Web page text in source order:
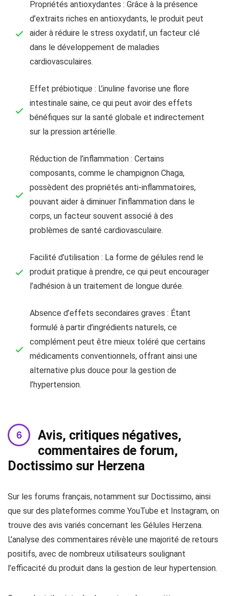
Propriétés antioxydantes : Grâce à la présence
d’extraits riches en antioxydants, le produit peut
aider à réduire le stress oxydatif, un facteur clé
dans le développement de maladies
cardiovasculaires.
Effet prébiotique : L’inuline favorise une flore
intestinale saine, ce qui peut avoir des effets
bénéfiques sur la santé globale et indirectement
sur la pression artérielle.
Réduction de l’inflammation : Certains
composants, comme le champignon Chaga,
possèdent des propriétés anti-inflammatoires,
pouvant aider à diminuer l’inflammation dans le
corps, un facteur souvent associé à des
problèmes de santé cardiovasculaire.
Facilité d’utilisation : La forme de gélules rend le
produit pratique à prendre, ce qui peut encourager
l’adhésion à un traitement de longue durée.
Absence d’effets secondaires graves : Étant
formulé à partir d’ingrédients naturels, ce
complément peut être mieux toléré que certains
médicaments conventionnels, offrant ainsi une
alternative plus douce pour la gestion de
l’hypertension.
Avis, critiques négatives,
commentaires de forum,
Doctissimo sur Herzena
Sur les forums français, notamment sur Doctissimo, ainsi
que sur des plateformes comme YouTube et Instagram, on
trouve des avis variés concernant les Gélules Herzena.
L’analyse des commentaires révèle une majorité de retours
positifs, avec de nombreux utilisateurs soulignant
l’efficacité du produit dans la gestion de leur hypertension.